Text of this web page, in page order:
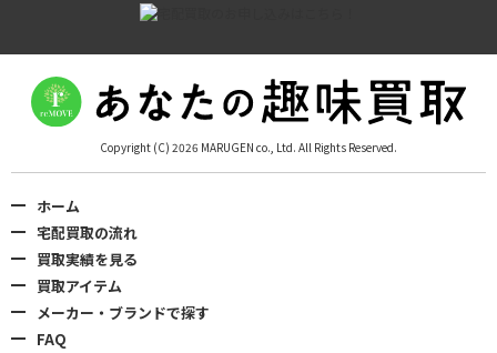
Copyright (C) 2026 MARUGEN co., Ltd. All Rights Reserved.
ホーム
宅配買取の流れ
買取実績を見る
買取アイテム
メーカー・ブランドで探す
FAQ